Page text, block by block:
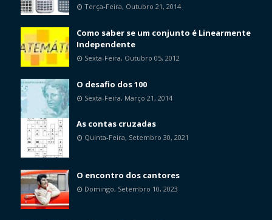
Terça-Feira, Outubro 21, 2014
Como saber se um conjunto é Linearmente
Independente
Sexta-Feira, Outubro 05, 2012
O desafio dos 100
Sexta-Feira, Março 21, 2014
As contas cruzadas
Quinta-Feira, Setembro 30, 2021
O encontro dos cantores
Domingo, Setembro 10, 2023